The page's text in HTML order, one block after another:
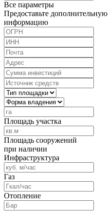
Все параметры
Предоставьте дополнительную
информацию
Площадь участка
Площадь сооружений
при наличии
Инфраструктура
Газ
Отопление